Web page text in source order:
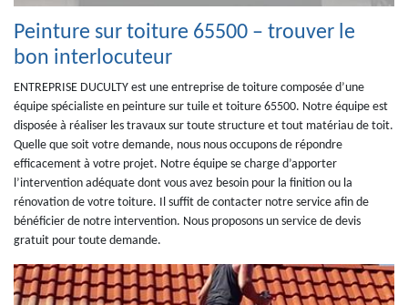
Peinture sur toiture 65500 – trouver le
bon interlocuteur
ENTREPRISE DUCULTY est une entreprise de toiture composée d’une
équipe spécialiste en peinture sur tuile et toiture 65500. Notre équipe est
disposée à réaliser les travaux sur toute structure et tout matériau de toit.
Quelle que soit votre demande, nous nous occupons de répondre
efficacement à votre projet. Notre équipe se charge d’apporter
l’intervention adéquate dont vous avez besoin pour la finition ou la
rénovation de votre toiture. Il suffit de contacter notre service afin de
bénéficier de notre intervention. Nous proposons un service de devis
gratuit pour toute demande.